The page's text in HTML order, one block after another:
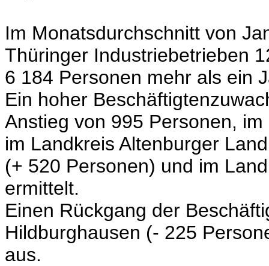
Im Monatsdurchschnitt von
Thüringer Industriebetrieben
6 184 Personen mehr als ein
Ein hoher
Anstieg von 995 Personen,
im Landkreis Altenburger
(+ 520 Personen) und im
ermittelt.
Einen Rückgang der
Hildburghausen (- 225
aus.